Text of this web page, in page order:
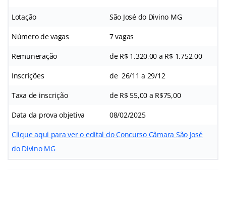
Lotação São José do Divino MG
Número de vagas 7 vagas
Remuneração de R$ 1.320,00 a R$ 1.752,00
Inscrições de 26/11 a 29/12
Taxa de inscrição de R$ 55,00 a R$75,00
Data da prova objetiva 08/02/2025
Clique aqui para ver o edital do Concurso Câmara São José
do Divino MG